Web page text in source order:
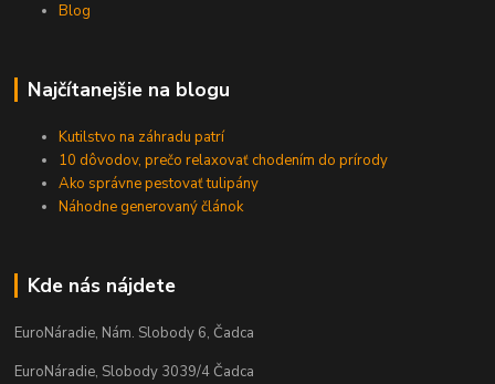
Blog
Najčítanejšie na blogu
Kutilstvo na záhradu patrí
10 dôvodov, prečo relaxovať chodením do prírody
Ako správne pestovať tulipány
Náhodne generovaný článok
Kde nás nájdete
EuroNáradie, Nám. Slobody 6, Čadca
EuroNáradie, Slobody 3039/4 Čadca